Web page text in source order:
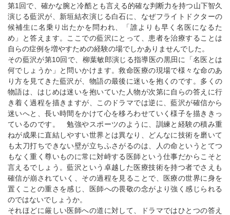
第1回で、確かな腕と冷酷とも言える的確な判断力を持つ山下智久
演じる藍沢が、新垣結衣演じる白石に、なぜフライトドクターの
候補生に名乗り出たかを問われ、「誰よりも早く名医になるた
め」と答えます。ここでの藍沢にとって、患者を治療することは
自らの症例を増やすための経験の場でしかありませんでした。
その藍沢が第10回で、柳葉敏郎演じる指導医の黒田に「名医とは
何でしょうか」と問いかけます。救命医療の現場で様々な命のあ
り方を見てきた藍沢が、物語の最後に迷いを抱くのです。多くの
物語は、はじめは迷いを抱いていた人物が次第に自らの答えに行
き着く過程を描きますが、このドラマでは逆に、藍沢が確信から
迷いへと、長い時間をかけて心を移ろわせていく様子を描ききっ
ているのです。 勉強やスポーツのように、訓練と経験の積み重
ねが成果に直結しやすい世界とは異なり、どんなに技術を磨いて
も太刀打ちできない壁が立ちふさがるのは、人の命というとてつ
もなく重く尊いものに常に対峙する医師という仕事だからこそと
言えるでしょう。藍沢という卓越した医療技術を持つ者でさえも
確信が崩されていく、その過程を見ることで、医療の世界に身を
置くことの重さを感じ、医師への畏敬の念がより強く感じられる
のではないでしょうか。
それほどに厳しい医師への道に対して、ドラマではひとつの答え